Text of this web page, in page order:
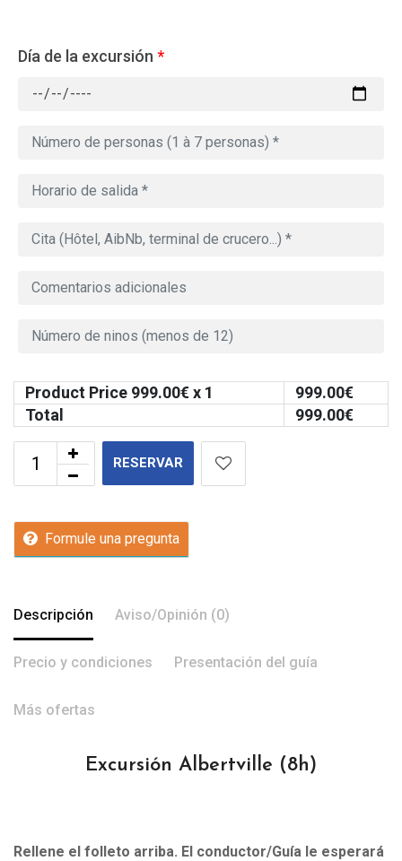
Día de la excursión *
Product Price 999.00€ x 1 999.00€
Total
999.00€
RESERVAR
Formule una pregunta
Descripción Aviso/Opinión (0)
Precio y condiciones Presentación del guía
Más ofertas
Excursión Albertville (8h)
Rellene el folleto arriba. El conductor/Guía le esperará